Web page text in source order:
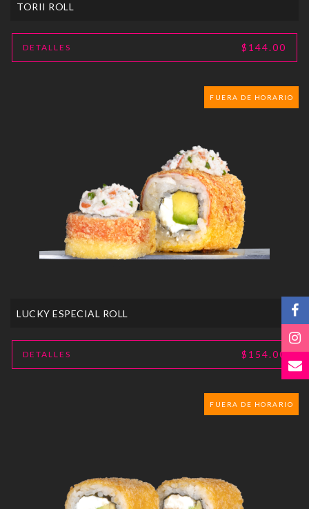
TORII ROLL
DETALLES $144.00
FUERA DE HORARIO
LUCKY ESPECIAL ROLL
DETALLES $154.00
FUERA DE HORARIO